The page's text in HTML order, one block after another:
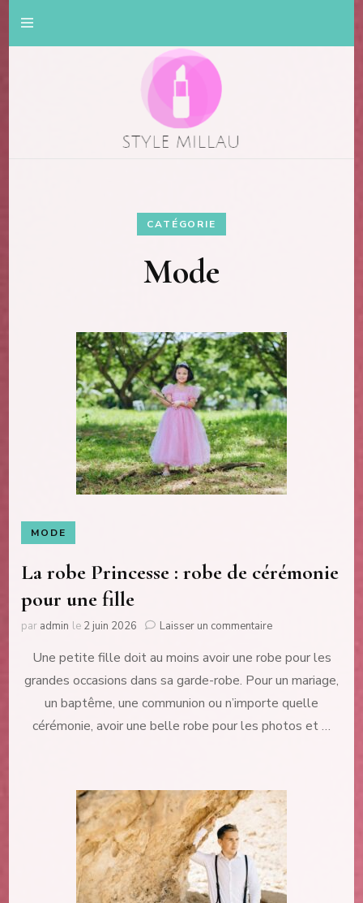
CATÉGORIE
Mode
MODE
La robe Princesse : robe de cérémonie
pour une fille
par admin le 2 juin 2026 Laisser un commentairesur
robe
Princesse
robe
de
fille
Une petite fille doit au moins avoir une robe pour les
grandes occasions dans sa garde-robe. Pour un mariage,
un baptême, une communion ou n’importe quelle
cérémonie, avoir une belle robe pour les photos et …